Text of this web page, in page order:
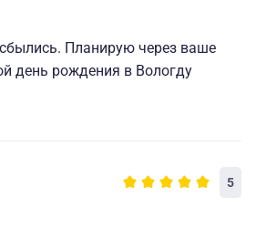
Планирую через ваше
день рождения в Вологду
5